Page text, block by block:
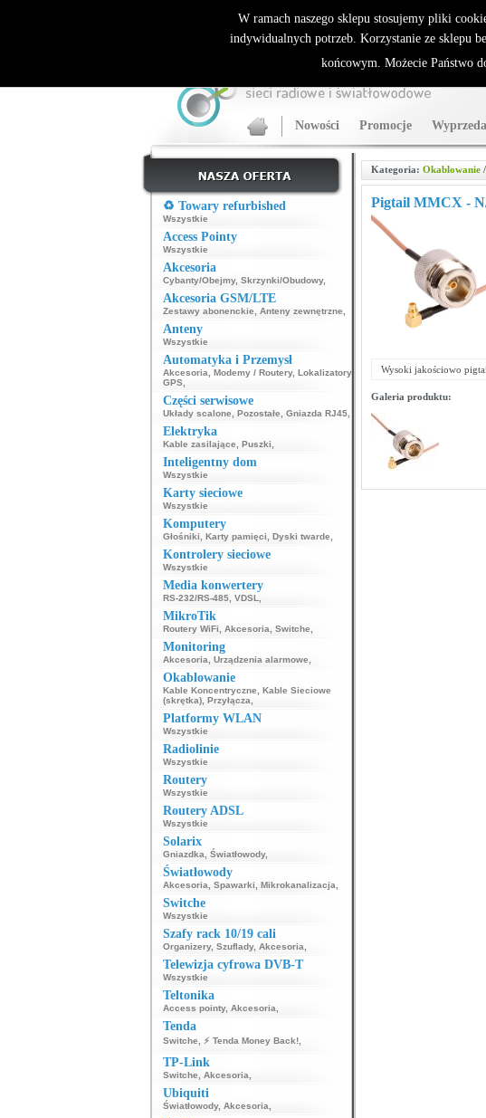
ALLNET.PL Sieci bezprzewodowe - generalny dystrybutor Sparklan
Nowości Promocje
♻️ Towary refurbished
Wszystkie
Access Pointy
Wszystkie
Akcesoria
Cybanty/Obejmy, Skrzynki/Obudowy,
Akcesoria GSM/LTE
Zestawy abonenckie Anteny zewnętrzne
Anteny
Wszystkie
Automatyka i Przemysł
Akcesoria Modemy / Routery, Lokalizatory
GPS,
Części serwisowe
Układy scalone Pozostałe Gniazda RJ45,
Elektryka
Kable zasilające Puszki
Inteligentny dom
Wszystkie
Karty sieciowe
Wszystkie
Komputery
Głośniki Karty pamięci Dyski twarde
Kontrolery sieciowe
Wszystkie
Media konwertery
RS-232/RS-485, VDSL
MikroTik
Routery WiFi Akcesoria Switche
Monitoring
Akcesoria Urządzenia alarmowe
Okablowanie
Kable Koncentryczne
Kable Sieciowe
(skrętka), Przyłącza
Platformy WLAN
Wszystkie
Radiolinie
Wszystkie
Routery
Wszystkie
Routery ADSL
Wszystkie
Solarix
Gniazdka Światłowody,
Światłowody
Akcesoria Spawarki Mikrokanalizacja
Switche
Wszystkie
Szafy rack 10/19 cali
Organizery, Szuflady, Akcesoria
Telewizja cyfrowa DVB-T
Wszystkie
Teltonika
Access pointy, Akcesoria
Tenda
Switche ⚡ Tenda Money Back!,
TP-Link
Switche Akcesoria
Ubiquiti
Światłowody, Akcesoria
Kategoria: Okablowanie /
Pigtail MMCX -
Wysoki jakościowo
Galeria produktu:
W ramach naszego sklepu stosujemy pliki
indywidualnych potrzeb. Korzystanie ze sklepu
końcowym. Możecie Państwo